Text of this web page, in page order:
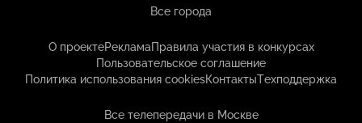
Все города
О проектеРекламаПравила участия в конкурсах
Пользовательское соглашение
Политика использования cookiesКонтактыТехподдержка
Все телепередачи в Москве